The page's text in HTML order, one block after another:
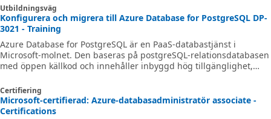
Utbildningsväg
Konfigurera och migrera till Azure Database for PostgreSQL DP-
3021 - Training
Azure Database for PostgreSQL är en PaaS-databastjänst i
Microsoft-molnet. Den baseras på postgreSQL-relationsdatabasen
med öppen källkod och innehåller inbyggd hög tillgänglighet,
säkerhetsfunktioner. Prismodellen betala per användning ger
förutsägbar prestanda och nästan omedelbar skalning. I den här
utbildningsvägen introduceras de viktigaste funktionerna i
Certifiering
Microsoft-certifierad: Azure-databasadministratör associate -
Certifications